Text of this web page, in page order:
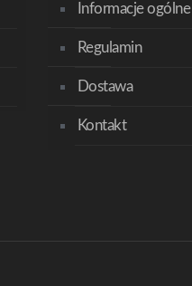
Informacje ogólne
Regulamin
Dostawa
Kontakt